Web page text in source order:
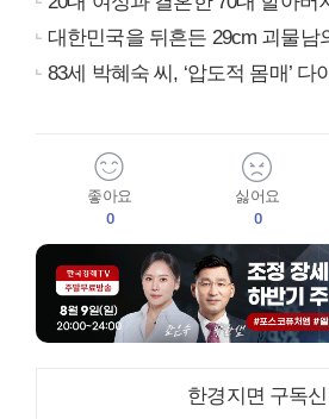
대한민국을 뒤흔든 29cm 괴물남
83세 박혜숙 씨, ‘압도적 몸매’ 다
좋아요
0
싫어요
0
한경지면 구독